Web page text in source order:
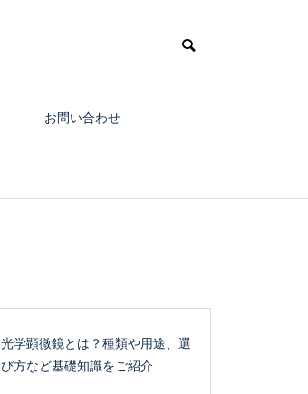
お問い合わせ
光学顕微鏡とは？種類や用途、選
び方など基礎知識をご紹介